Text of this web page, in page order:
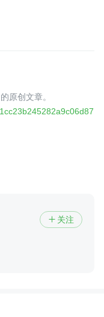
原创文章。
 关注